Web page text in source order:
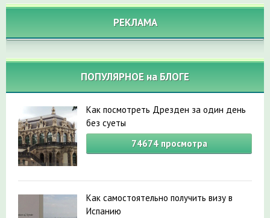
РЕКЛАМА
ПОПУЛЯРНОЕ на БЛОГЕ
Как посмотреть Дрезден за один день
без суеты
74674просмотра
Как самостоятельно получить визу в
Испанию